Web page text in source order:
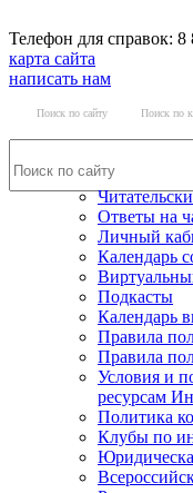
Телефон для справок:
карта сайта
написать нам
Поиск по сайту Поиск по
Ответы на
Личный
Календарь
Подкасты
Календарь
Правила
Правила
Условия и
ресурсам
Политика
Клубы по